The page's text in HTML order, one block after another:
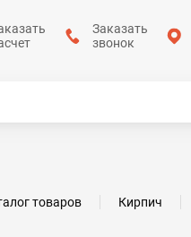
Заказать
звонок
товаров Кирпич